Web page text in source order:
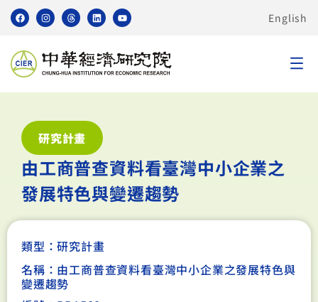
English
研究計畫
由工商普查資料看臺灣中小企業之
發展特色與變遷趨勢
類型：研究計畫
名稱：由工商普查資料看臺灣中小企業之發展特色與
變遷趨勢